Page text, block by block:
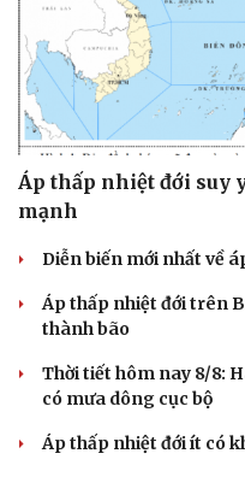
Áp thấp nhiệt đới suy
mạnh
Diễn biến mới nhất về
Áp thấp nhiệt đới trên
thành bão
Thời tiết hôm nay 8/8:
có mưa dông cục bộ
Áp thấp nhiệt đới ít có